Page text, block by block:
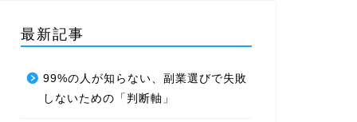
最新記事
99%の人が知らない、副業選びで失敗
しないための「判断軸」